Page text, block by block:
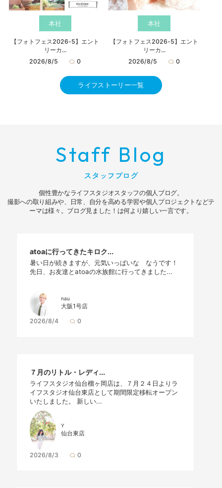
本社
【フォトフェス2026-5】エント
リーカ...
2026/8/5
0
本社
【フォトフェス2026-5】エント
リーカ...
2026/8/5
0
ライフストーリー一覧
Staff Blog
スタッフブログ
個性豊かなライフスタジオスタッフの個人ブログ。
撮影への取り組みや、日常、自分を高める学習や個人プロジェクトなどテ
ーマは様々。ブログ見ました！は何より嬉しい一言です。
atoaに行ってきたキロク...
暑い日が続きますが、元気いっぱいな なうです！
先日、お友達とatoaの水族館に行ってきました...
nau
大阪1号店
2026/8/4 0
７月のリトル・レディ...
ライフスタジオ仙台榴ヶ岡店は、７月２４日よりラ
イフスタジオ仙台東店として期間限定移転オープン
いたしました。 新しい...
Y
仙台東店
2026/8/3 0